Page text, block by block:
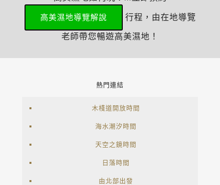
高美濕地導覽解說
行程，由在地導覽
老師帶您暢遊高美濕地！
熱門連結
木棧道開放時間
海水潮汐時間
天空之鏡時間
日落時間
由北部出發